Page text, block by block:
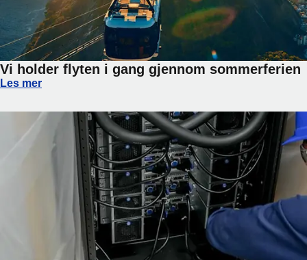
Vi holder flyten i gang gjennom sommerferien
Vi holder flyten i gang gjennom sommerferien
Les mer